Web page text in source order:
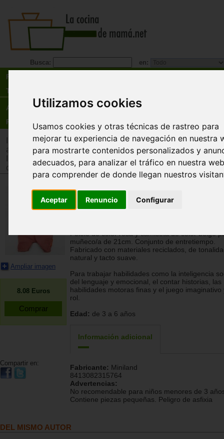
Utilizamos cookies
Usamos cookies y otras técnicas de rastreo para
mejorar tu experiencia de navegación en nuestra
para mostrarte contenidos personalizados y
adecuados, para analizar el tráfico en nuestra
para comprender de donde llegan nuestros
Aceptar Renuncio Configurar
Busca: en:
Recetas
Tienda
Actualidad
Registro
>Tienda>Juguetes infantiles>Juguetes por edad>
años
Tienda > Juguetes infantiles > Juguetes por tipo
complementos>Ropa y complementos
Ampliar imagen
8.08 Euros
Compartir en:
Pelele y camiseta entretiempo
(21cm)
Pelele de color rosa y camiseta de color beige
muñeco/a de 21cm. Conjunto de entretiempo.
Fabricado con materiales reciclados, de
natural y tacto suave.
Para trabajar habilidades como la inteligencia
del lenguaje y emocional, el contar historias, las
habilidades motoras finas y el juego imaginativo
rol.
Edad: de 3 a 6 años
Información adicional
Fabricante: Miniland
8413082315764
Advertencias:
No recomendable para niños menores de 3
Contiene piezas pequeñas. Peligro de asfixia
DEL MISMO AUTOR